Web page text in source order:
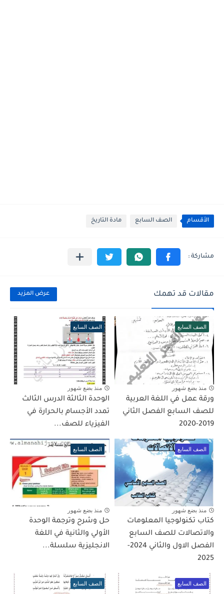
الأقسام الصف السابع مادة التاريخ
مقالات قد تهمك عرض المزيد
الصف السابع
منذ بضع شهور
ورقة عمل في اللغة العربية
للصف السابع الفصل الثاني
2019-2020
الصف السابع
منذ بضع شهور
الوحدة الثالثة الدرس الثالث
تمدد الأجسام بالحرارة في
الفيزياء للصف...
الصف السابع
منذ بضع شهور
كتاب تكنولوجيا المعلومات
والاتصالات للصف السابع
الفصل الاول والثاني 2024-
2025
الصف السابع
منذ بضع شهور
حل وشرح وترجمة الوحدة
الأولي والثانية في اللغة
الانجليزية سلسلة...
الصف السابع الصف السابع